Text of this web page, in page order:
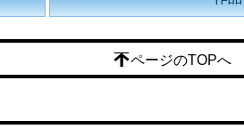
ページのTOPへ